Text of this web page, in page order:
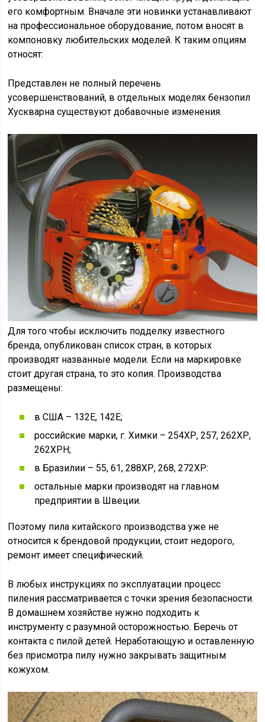
его комфортным. Вначале эти новинки устанавливают
на профессиональное оборудование, потом вносят в
компоновку любительских моделей. К таким опциям
относят:
Представлен не полный перечень
усовершенствований, в отдельных моделях бензопил
Хускварна существуют добавочные изменения.
Для того чтобы исключить подделку известного
бренда, опубликован список стран, в которых
производят названные модели. Если на маркировке
стоит другая страна, то это копия. Производства
размещены:
в США – 132Е, 142Е;
российские марки, г. Химки – 254ХР, 257, 262ХР,
262ХРН;
в Бразилии – 55, 61, 288ХР, 268, 272ХР:
остальные марки производят на главном
предприятии в Швеции.
Поэтому пила китайского производства уже не
относится к брендовой продукции, стоит недорого,
ремонт имеет специфический.
В любых инструкциях по эксплуатации процесс
пиления рассматривается с точки зрения безопасности.
В домашнем хозяйстве нужно подходить к
инструменту с разумной осторожностью. Беречь от
контакта с пилой детей. Неработающую и оставленную
без присмотра пилу нужно закрывать защитным
кожухом.